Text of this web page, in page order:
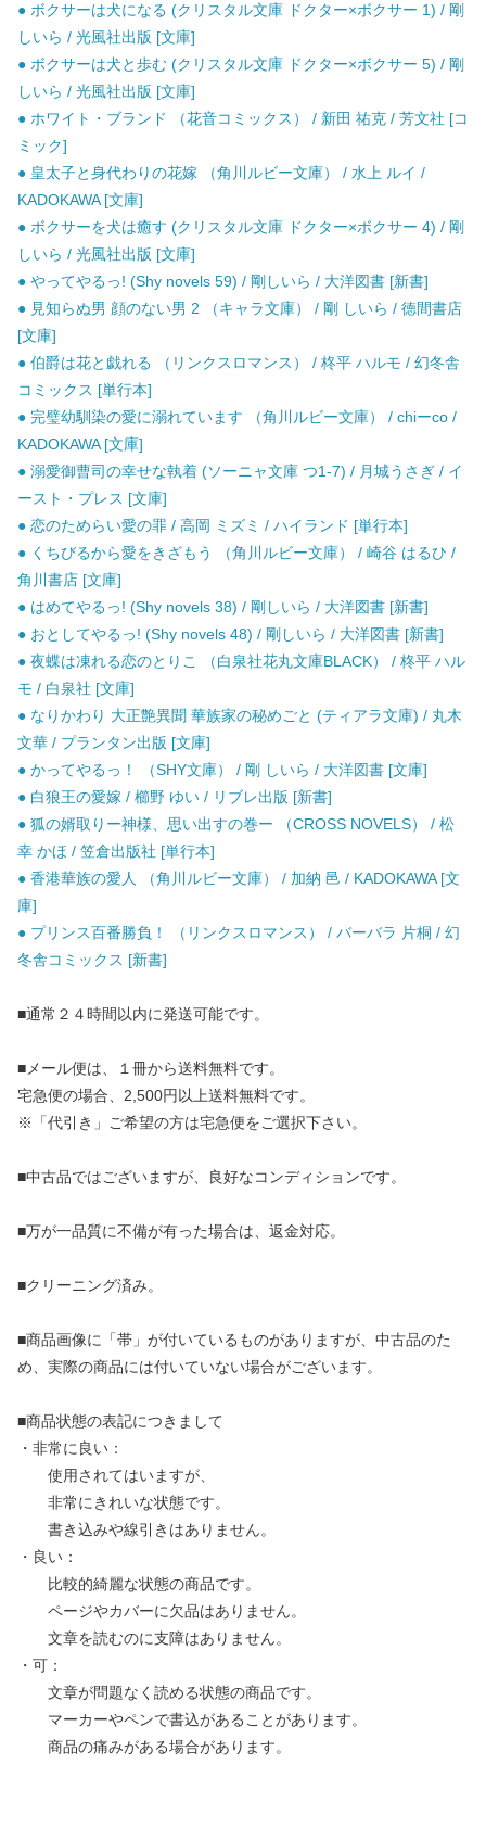
● ボクサーは犬になる (クリスタル文庫 ドクター×ボクサー 1) / 剛
しいら / 光風社出版 [文庫]
● ボクサーは犬と歩む (クリスタル文庫 ドクター×ボクサー 5) / 剛
しいら / 光風社出版 [文庫]
● ホワイト・ブランド （花音コミックス） / 新田 祐克 / 芳文社 [コ
ミック]
● 皇太子と身代わりの花嫁 （角川ルビー文庫） / 水上 ルイ /
KADOKAWA [文庫]
● ボクサーを犬は癒す (クリスタル文庫 ドクター×ボクサー 4) / 剛
しいら / 光風社出版 [文庫]
● やってやるっ! (Shy novels 59) / 剛しいら / 大洋図書 [新書]
● 見知らぬ男 顔のない男 2 （キャラ文庫） / 剛 しいら / 徳間書店
[文庫]
● 伯爵は花と戯れる （リンクスロマンス） / 柊平 ハルモ / 幻冬舎
コミックス [単行本]
● 完璧幼馴染の愛に溺れています （角川ルビー文庫） / chiーco /
KADOKAWA [文庫]
● 溺愛御曹司の幸せな執着 (ソーニャ文庫 つ1-7) / 月城うさぎ / イ
ースト・プレス [文庫]
● 恋のためらい愛の罪 / 高岡 ミズミ / ハイランド [単行本]
● くちびるから愛をきざもう （角川ルビー文庫） / 崎谷 はるひ /
角川書店 [文庫]
● はめてやるっ! (Shy novels 38) / 剛しいら / 大洋図書 [新書]
● おとしてやるっ! (Shy novels 48) / 剛しいら / 大洋図書 [新書]
● 夜蝶は凍れる恋のとりこ （白泉社花丸文庫BLACK） / 柊平 ハル
モ / 白泉社 [文庫]
● なりかわり 大正艶異聞 華族家の秘めごと (ティアラ文庫) / 丸木
文華 / プランタン出版 [文庫]
● かってやるっ！ （SHY文庫） / 剛 しいら / 大洋図書 [文庫]
● 白狼王の愛嫁 / 櫛野 ゆい / リブレ出版 [新書]
● 狐の婿取りー神様、思い出すの巻ー （CROSS NOVELS） / 松
幸 かほ / 笠倉出版社 [単行本]
● 香港華族の愛人 （角川ルビー文庫） / 加納 邑 / KADOKAWA [文
庫]
● プリンス百番勝負！ （リンクスロマンス） / バーバラ 片桐 / 幻
冬舎コミックス [新書]
■通常２４時間以内に発送可能です。
■メール便は、１冊から送料無料です。
宅急便の場合、2,500円以上送料無料です。
※「代引き」ご希望の方は宅急便をご選択下さい。
■中古品ではございますが、良好なコンディションです。
■万が一品質に不備が有った場合は、返金対応。
■クリーニング済み。
■商品画像に「帯」が付いているものがありますが、中古品のた
め、実際の商品には付いていない場合がございます。
■商品状態の表記につきまして
・非常に良い：
使用されてはいますが、
非常にきれいな状態です。
書き込みや線引きはありません。
・良い：
比較的綺麗な状態の商品です。
ページやカバーに欠品はありません。
文章を読むのに支障はありません。
・可：
文章が問題なく読める状態の商品です。
マーカーやペンで書込があることがあります。
商品の痛みがある場合があります。